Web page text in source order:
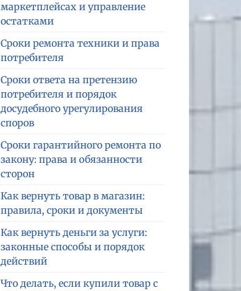
маркетплейсах и управление
остатками
Сроки ремонта техники и права
потребителя
Сроки ответа на претензию
потребителя и порядок
досудебного урегулирования
споров
Сроки гарантийного ремонта по
закону: права и обязанности
сторон
Как вернуть товар в магазин:
правила, сроки и документы
Как вернуть деньги за услуги:
законные способы и порядок
действий
Что делать, если купили товар с